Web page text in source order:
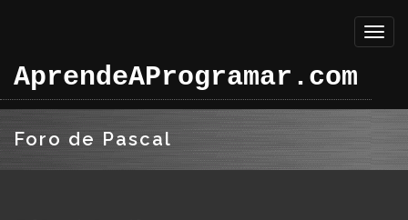
AprendeAProgramar.com
Foro de Pascal